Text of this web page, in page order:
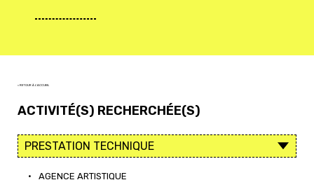
< RETOUR À L'ACCUEIL
ACTIVITÉ(S) RECHERCHÉE(S)
• AGENCE ARTISTIQUE